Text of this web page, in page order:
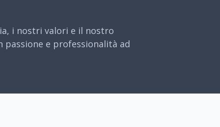
i nostri valori e il nostro
e professionalità ad